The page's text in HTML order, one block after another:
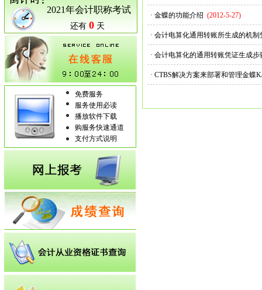
2021年会计职称考试
还有 0 天
免费服务
服务使用必读
播放软件下载
购服务快速通道
支付方式说明
· 金蝶的功能介绍 (2012-5-27)
· 会计电算化通用转账所生成的机制
· 会计电算化的通用转账凭证生成步
· CTBS解决方案来部署和管理金蝶